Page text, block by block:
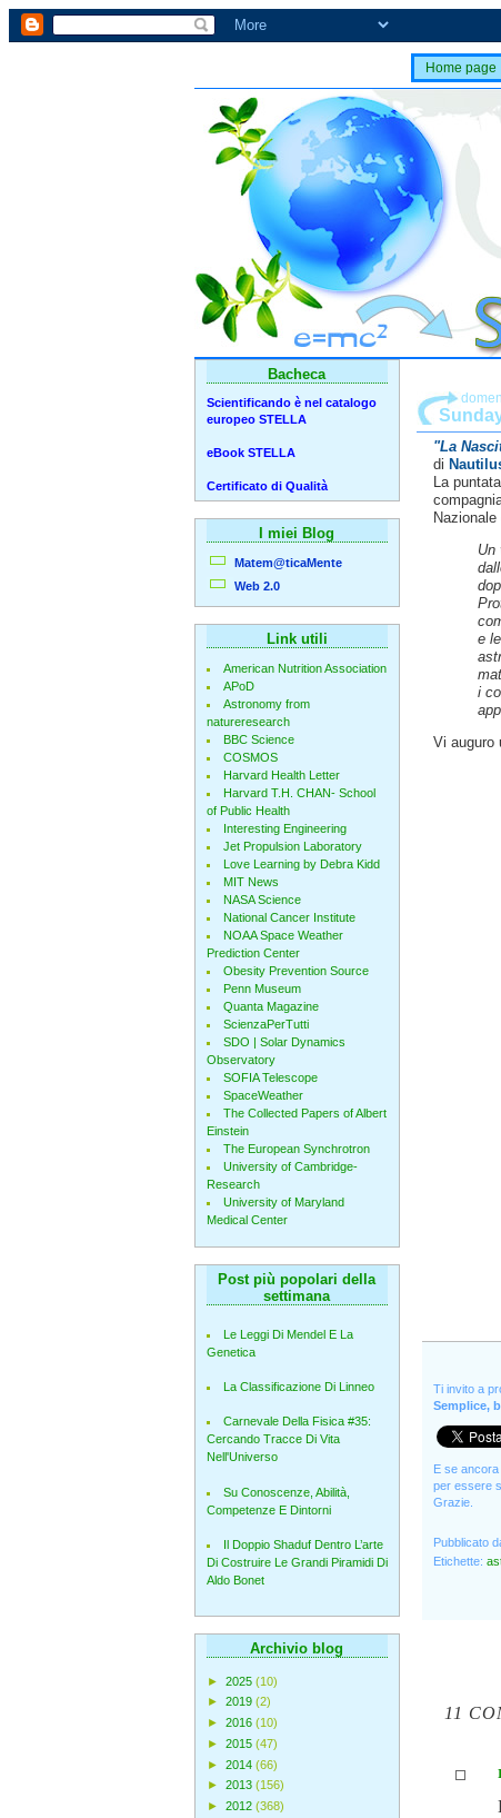
Home page
"La
di
La
Un
e
i
Vi auguro
Ti invito a
Semplice,
E se ancora
per essere
Grazie.
Pubblicato
Etichette:
11
Bacheca
Scientificando è nel catalogo
europeo STELLA
eBook STELLA
Certificato di Qualità
I miei Blog
Matem@ticaMente
Web 2.0
Link utili
American Nutrition Association
APoD
Astronomy from
natureresearch
BBC Science
COSMOS
Harvard Health Letter
Harvard T.H. CHAN- School
of Public Health
Interesting Engineering
Jet Propulsion Laboratory
Love Learning by Debra Kidd
MIT News
NASA Science
National Cancer Institute
NOAA Space Weather
Prediction Center
Obesity Prevention Source
Penn Museum
Quanta Magazine
ScienzaPerTutti
SDO | Solar Dynamics
Observatory
SOFIA Telescope
SpaceWeather
The Collected Papers of Albert
Einstein
The European Synchrotron
University of Cambridge-
Research
University of Maryland
Medical Center
Post più popolari della
settimana
Le Leggi Di Mendel E La
Genetica
La Classificazione Di Linneo
Carnevale Della Fisica #35:
Cercando Tracce Di Vita
Nell'Universo
Su Conoscenze, Abilità,
Competenze E Dintorni
Il Doppio Shaduf Dentro L’arte
Di Costruire Le Grandi Piramidi Di
Aldo Bonet
Archivio blog
► 2025 (10)
► 2019 (2)
► 2016 (10)
► 2015 (47)
► 2014 (66)
► 2013 (156)
► 2012 (368)